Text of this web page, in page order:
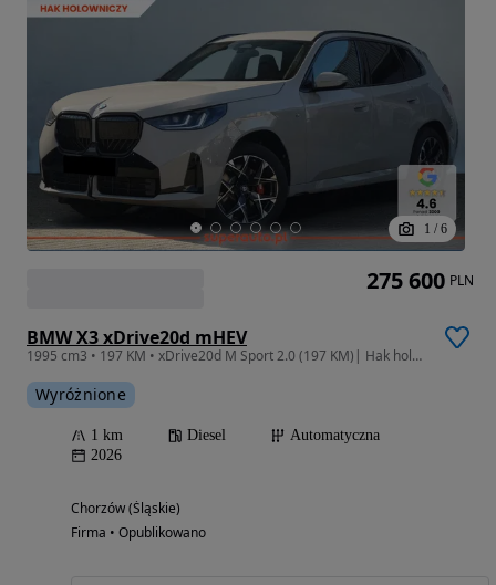
1 / 6
BMW X3 xDrive20d mHEV
1995 cm3 • 197 KM • xDrive20d M Sport 2.0 (197 KM)| Hak holowniczy
Wyróżnione
1 km Diesel
Automatyczna
2026
Chorzów (Śląskie)
Firma • Opublikowano
275 600 PLN